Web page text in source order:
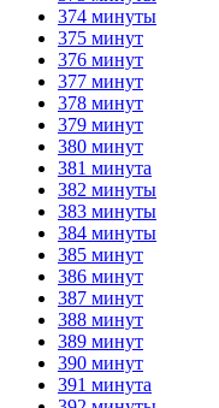
374 минуты
375 минут
376 минут
377 минут
378 минут
379 минут
380 минут
381 минута
382 минуты
383 минуты
384 минуты
385 минут
386 минут
387 минут
388 минут
389 минут
390 минут
391 минута